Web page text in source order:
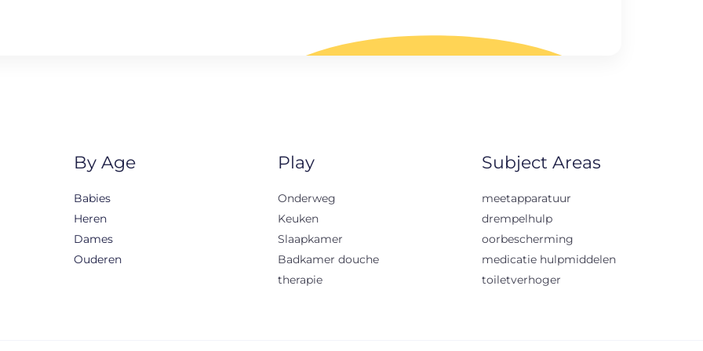
By Age
Babies
Heren
Dames
Ouderen
Play
Onderweg
Keuken
Slaapkamer
Badkamer douche
therapie
Subject Areas
meetapparatuur
drempelhulp
oorbescherming
medicatie hulpmiddelen
toiletverhoger